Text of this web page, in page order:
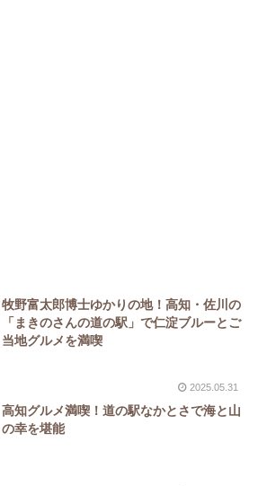
牧野富太郎博士ゆかりの地！高知・佐川の
「まきのさんの道の駅」で仁淀ブルーとご
当地グルメを満喫
2025.05.31
高知グルメ満喫！道の駅なかとさで海と山
の幸を堪能